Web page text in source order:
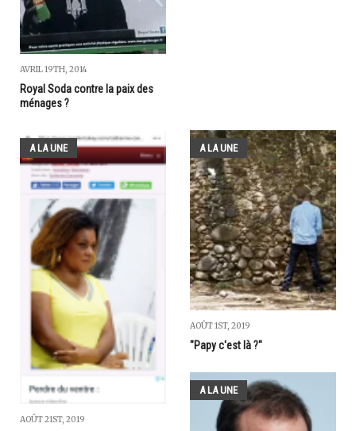
AVRIL 19TH, 2014
Royal Soda contre la paix des
ménages ?
A LA UNE
AOÛT 21ST, 2019
A LA UNE
AOÛT 1ST, 2019
"Papy c'est là ?"
A LA UNE